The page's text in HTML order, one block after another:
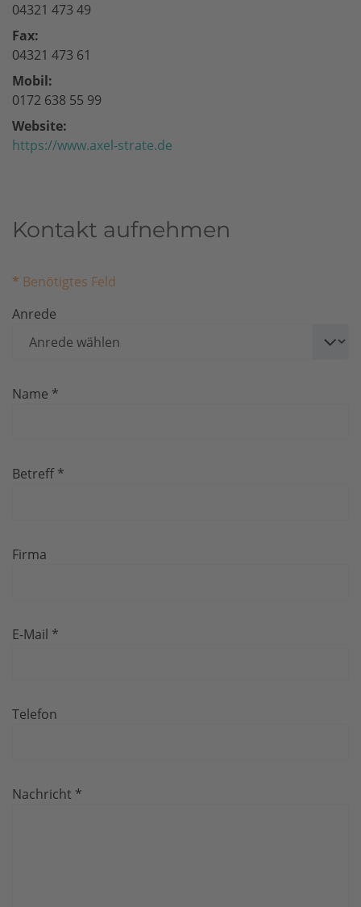
04321 473 49
Fax:
04321 473 61
Mobil:
0172 638 55 99
Website:
https://www.axel-strate.de
Kontakt aufnehmen
* Benötigtes Feld
Anrede
Name *
Betreff*
Firma
E-Mail *
Telefon
Nachricht *